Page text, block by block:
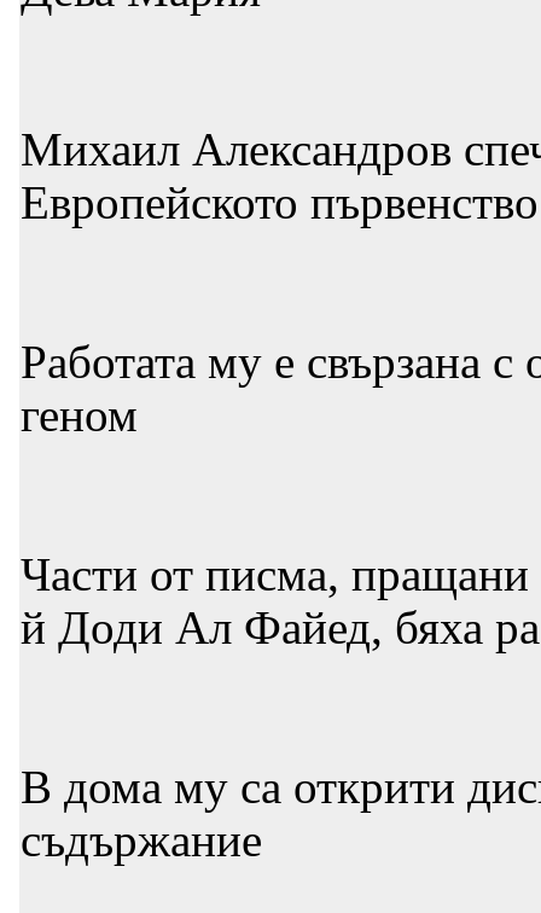
Михаил Александров
Европейското
Работата му е свързана
геном
Части от писма,
й Доди Ал Файед, бяха
В дома му са открити
съдържание